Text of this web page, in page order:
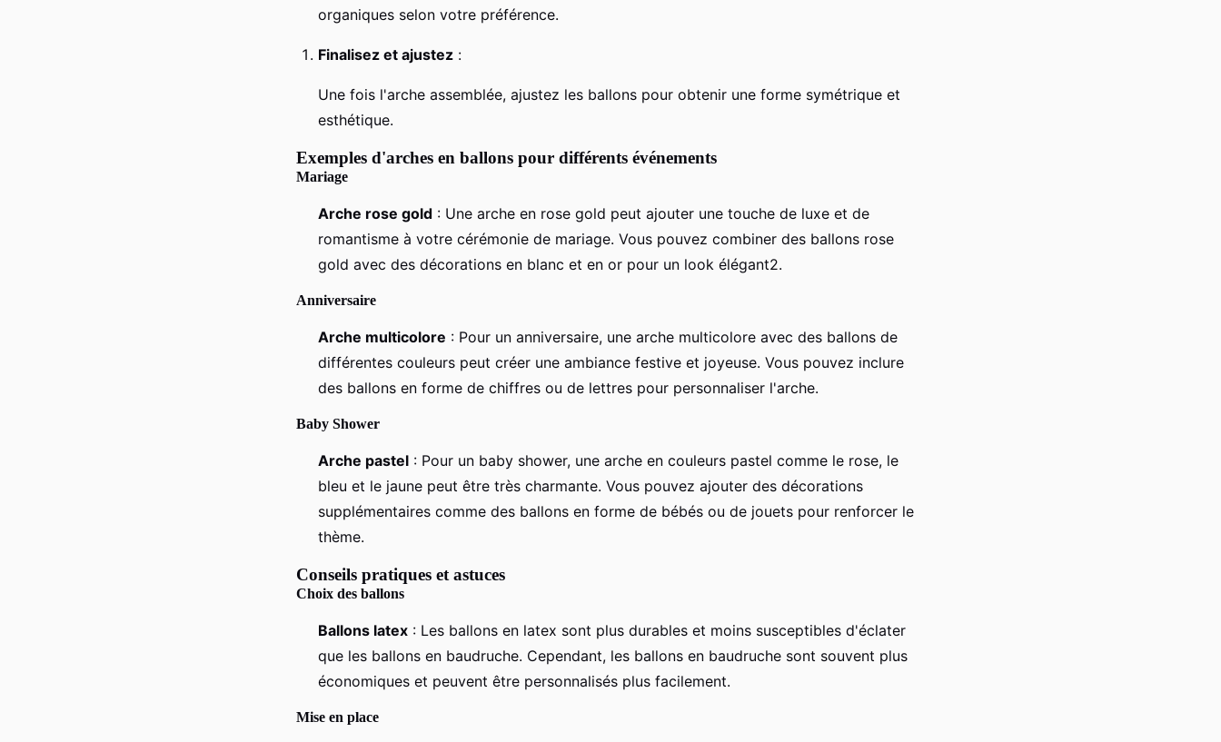
organiques selon votre préférence.
Finalisez et ajustez :
Une fois l'arche assemblée, ajustez les ballons pour obtenir une forme symétrique et
esthétique.
Exemples d'arches en ballons pour différents événements
Mariage
Arche rose gold : Une arche en rose gold peut ajouter une touche de luxe et de
romantisme à votre cérémonie de mariage. Vous pouvez combiner des ballons rose
gold avec des décorations en blanc et en or pour un look élégant2.
Anniversaire
Arche multicolore : Pour un anniversaire, une arche multicolore avec des ballons de
différentes couleurs peut créer une ambiance festive et joyeuse. Vous pouvez inclure
des ballons en forme de chiffres ou de lettres pour personnaliser l'arche.
Baby Shower
Arche pastel : Pour un baby shower, une arche en couleurs pastel comme le rose, le
bleu et le jaune peut être très charmante. Vous pouvez ajouter des décorations
supplémentaires comme des ballons en forme de bébés ou de jouets pour renforcer le
thème.
Conseils pratiques et astuces
Choix des ballons
Ballons latex : Les ballons en latex sont plus durables et moins susceptibles d'éclater
que les ballons en baudruche. Cependant, les ballons en baudruche sont souvent plus
économiques et peuvent être personnalisés plus facilement.
Mise en place